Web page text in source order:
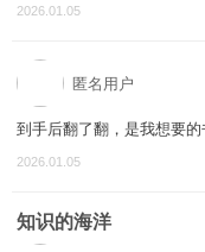
2026.01.05
匿名用户
到手后翻了翻，是我想要
2026.01.05
知识的海洋